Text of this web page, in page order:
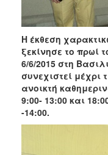
Η έκθεση
ξεκίνησε το πρωί
6/6/2015 στη
συνεχιστεί μέχρι
ανοικτή
9:00- 13:00 και
-14:00.